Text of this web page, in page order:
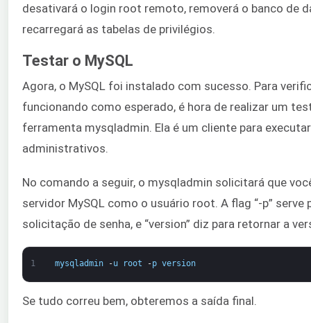
desativará o login root remoto, removerá o banco de
recarregará as tabelas de privilégios.
Testar o MySQL
Agora, o MySQL foi instalado com sucesso. Para
funcionando como esperado, é hora de realizar um
ferramenta mysqladmin. Ela é um cliente para
administrativos.
No comando a seguir, o mysqladmin solicitará que
servidor MySQL como o usuário root. A flag “-p” serve
solicitação de senha, e “version” diz para retornar a
1 mysqladmin -u root -p version
Se tudo correu bem, obteremos a saída final.